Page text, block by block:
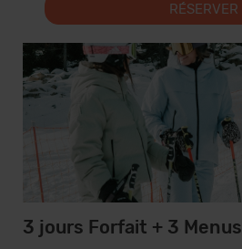
RÉSERVER
3 jours Forfait + 3 Menus